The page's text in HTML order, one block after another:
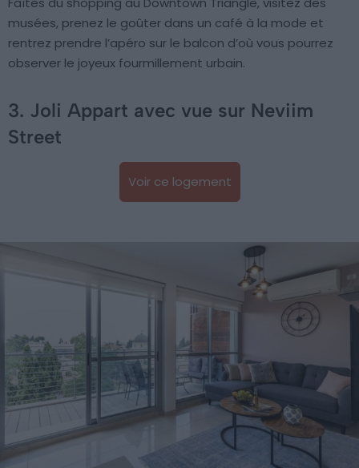
musées, prenez le goûter dans un café à la mode et
rentrez prendre l’apéro sur le balcon d’où vous pourrez
observer le joyeux fourmillement urbain.
3. Joli Appart avec vue sur Neviim
Street
Voir ce logement